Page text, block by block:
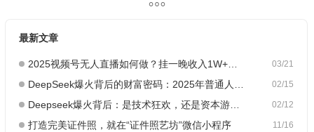
最新文章
03/21
2025视频号无人直播如何做？挂一晚收入1W+，这份教程，小白可做~
02/15
DeepSeek爆火背后的财富密码：2025年普通人如何抓住AI创业风口？
02/12
Deepseek爆火背后：是技术狂欢，还是资本游戏？
11/16
打造完美证件照，就在“证件照艺坊”微信小程序